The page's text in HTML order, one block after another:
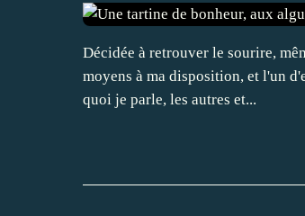
Décidée à retrouver le sourire,
moyens à ma disposition, et l'un
quoi je parle, les autres et...